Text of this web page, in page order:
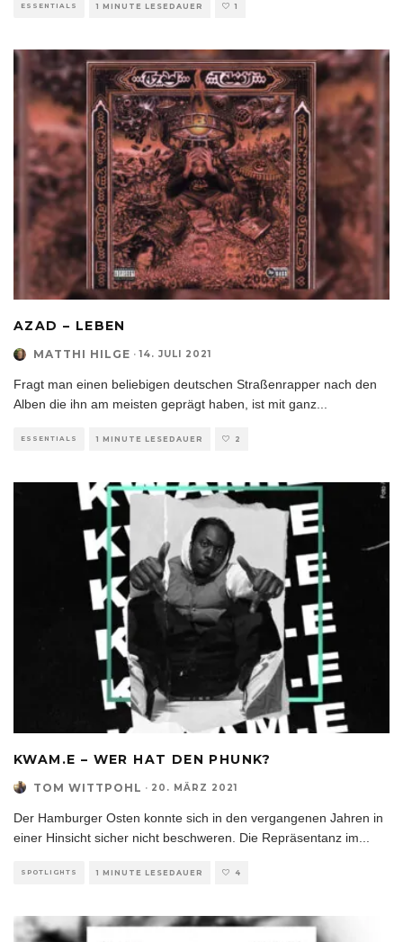
ESSENTIALS 1 MINUTE LESEDAUER 1
AZAD – LEBEN
MATTHI HILGE · 14. JULI 2021
Fragt man einen beliebigen deutschen Straßenrapper nach den
Alben die ihn am meisten geprägt haben, ist mit ganz...
ESSENTIALS 1 MINUTE LESEDAUER 2
KWAM.E – WER HAT DEN PHUNK?
TOM WITTPOHL · 20. MÄRZ 2021
Der Hamburger Osten konnte sich in den vergangenen Jahren in
einer Hinsicht sicher nicht beschweren. Die Repräsentanz im
SPOTLIGHTS 1 MINUTE LESEDAUER 4